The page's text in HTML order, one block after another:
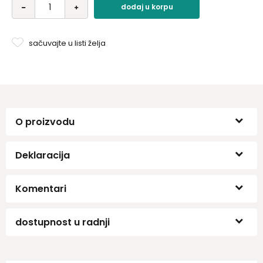
dodaj u korpu
sačuvajte u listi želja
O proizvodu
Deklaracija
Komentari
dostupnost u radnji